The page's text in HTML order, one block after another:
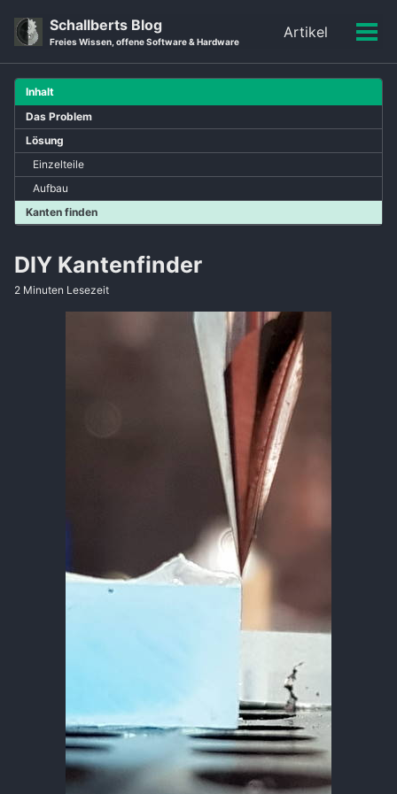
Skip
links
navigation
Schallberts Blog
Freies Wissen, offene Software & Hardware
Artikel
Inhalt
Das Problem
Lösung
Einzelteile
Aufbau
Kanten finden
DIY Kantenfinder
2 Minuten Lesezeit